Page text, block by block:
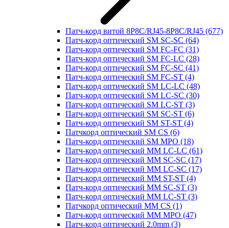
Патч-корд витой 8P8C/RJ45-8P8C/RJ45 (677)
Патч-корд оптический SM SC-SC (64)
Патч-корд оптический SM FC-FC (31)
Патч-корд оптический SM FC-LC (28)
Патч-корд оптический SM FC-SC (41)
Патч-корд оптический SM FC-ST (4)
Патч-корд оптический SM LC-LC (48)
Патч-корд оптический SM LC-SC (30)
Патч-корд оптический SM LC-ST (3)
Патч-корд оптический SM SC-ST (6)
Патч-корд оптический SM ST-ST (4)
Патчкорд оптический SM CS (6)
Патч-корд оптический SM MPO (18)
Патч-корд оптический MM LC-LC (61)
Патч-корд оптический MM SC-SC (17)
Патч-корд оптический MM LC-SC (17)
Патч-корд оптический MM ST-ST (4)
Патч-корд оптический MM SC-ST (3)
Патч-корд оптический MM LC-ST (3)
Патчкорд оптический MM CS (1)
Патч-корд оптический MM MPO (47)
Патч-корд оптический 2.0mm (3)